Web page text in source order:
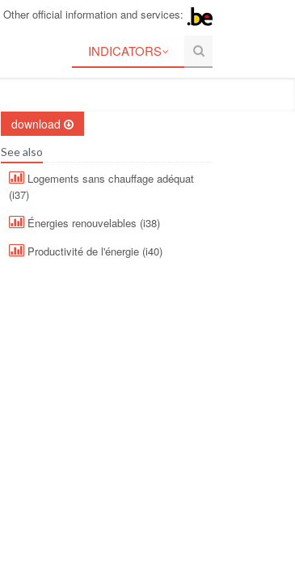
Other official information and services:
INDICATORS
download
See also
Logements sans chauffage adéquat
(i37)
Énergies renouvelables (i38)
Productivité de l'énergie (i40)